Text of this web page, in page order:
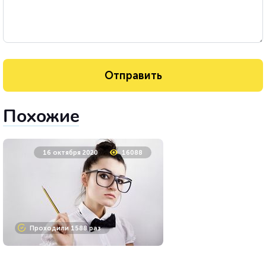
Похожие
16 октября 2020 16088
Проходили 1588 раз